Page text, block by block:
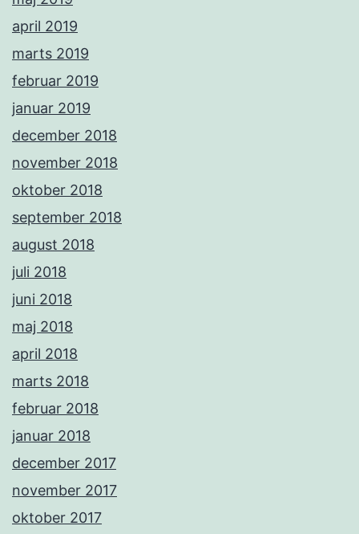
april 2019
marts 2019
februar 2019
januar 2019
december 2018
november 2018
oktober 2018
september 2018
august 2018
juli 2018
juni 2018
maj 2018
april 2018
marts 2018
februar 2018
januar 2018
december 2017
november 2017
oktober 2017